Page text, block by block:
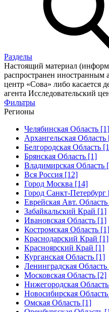
Разделы
Настоящий материал
распространен иностранным
центр «Сова» либо касается
агента Исследовательский
Фильтры
Регионы
Челябинская Область [1]
Архангельская Область
Белгородская Область
Брянская Область [1]
Владимирская Область
Вся Россия [12]
Город Москва [14]
Город Санкт-Петербург
Еврейская Авт.
Забайкальский Край [1]
Ивановская Область [1]
Костромская Область [1]
Краснодарский Край [1]
Красноярский Край [1]
Курганская Область [1]
Ленинградская
Московская Область [2]
Нижегородская
Новосибирская
Омская Область [1]